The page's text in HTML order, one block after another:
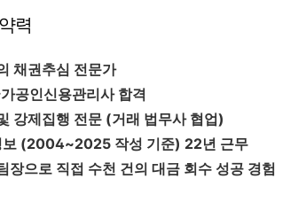
력
채권추심 전문가
공인신용관리사 합격
강제집행 전문 (거래 법무사 협업)
보 (2004~2025 작성 기준) 22년 근무
장으로 직접 수천 건의 대금 회수 성공 경험